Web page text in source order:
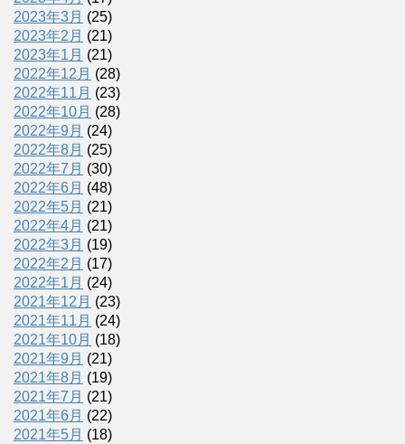
2023年3月 (25)
2023年2月 (21)
2023年1月 (21)
2022年12月 (28)
2022年11月 (23)
2022年10月 (28)
2022年9月 (24)
2022年8月 (25)
2022年7月 (30)
2022年6月 (48)
2022年5月 (21)
2022年4月 (21)
2022年3月 (19)
2022年2月 (17)
2022年1月 (24)
2021年12月 (23)
2021年11月 (24)
2021年10月 (18)
2021年9月 (21)
2021年8月 (19)
2021年7月 (21)
2021年6月 (22)
2021年5月 (18)